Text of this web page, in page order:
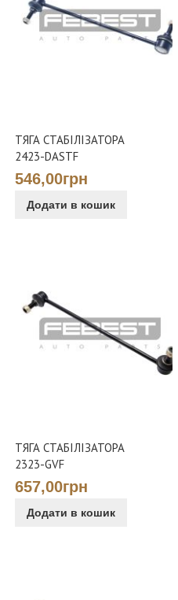
ТЯГА СТАБІЛІЗАТОРА
2423-DASTF
546,00грн
Додати в кошик
ТЯГА СТАБІЛІЗАТОРА
2323-GVF
657,00грн
Додати в кошик